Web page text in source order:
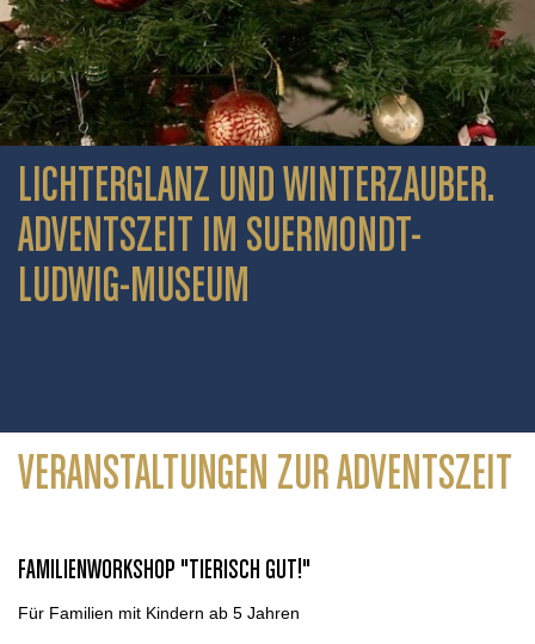
LICHTERGLANZ UND WINTERZAUBER.
ADVENTSZEIT IM SUERMONDT-
LUDWIG-MUSEUM
VERANSTALTUNGEN ZUR ADVENTSZEIT
FAMILIENWORKSHOP "TIERISCH GUT!"
Für Familien mit Kindern ab 5 Jahren